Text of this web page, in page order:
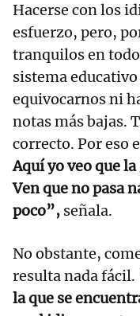
Hacerse con los
esfuerzo, pero,
tranquilos en
sistema
equivocarnos ni
notas más bajas.
correcto. Por eso
Aquí yo veo que
Ven que no pasa
poco”, señala.
No obstante,
resulta nada fácil.
la que se